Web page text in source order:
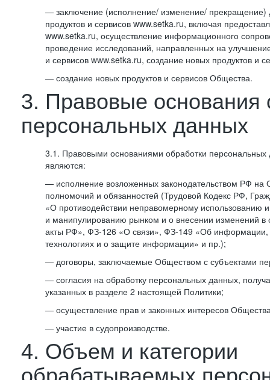
— заключение (исполнение/ изменение/ прекращение)
продуктов и сервисов www.setka.ru, включая
www.setka.ru, осуществление информационного
проведение исследований, направленных на
и сервисов www.setka.ru, создание новых продуктов и
— создание новых продуктов и сервисов Общества.
3. Правовые основания
персональных данных
3.1. Правовыми основаниями обработки
являются:
— исполнение возложенных законодательством РФ на
полномочий и обязанностей (Трудовой Кодекс РФ,
«О противодействии неправомерному использованию
и манипулированию рынком и о внесении изменений в
акты РФ», ФЗ-126 «О связи», ФЗ-149 «Об
технологиях и о защите информации» и пр.);
— договоры, заключаемые Обществом с субъектами
— согласия на обработку персональных данных,
указанных в разделе 2 настоящей Политики;
— осуществление прав и законных интересов
— участие в судопроизводстве.
4. Объем и категории